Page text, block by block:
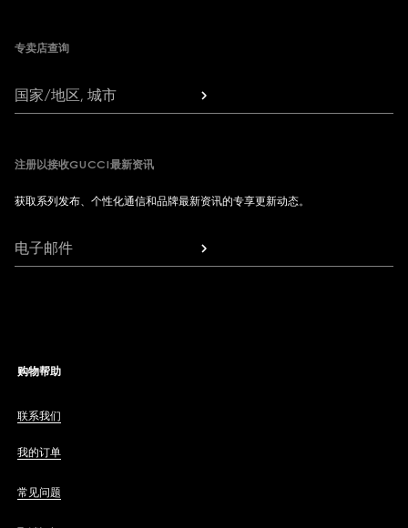
专卖店查询
国家/地区, 城市
注册以接收GUCCI最新资讯
获取系列发布、个性化通信和品牌最新资讯的专享更新动态。
电子邮件
购物帮助
联系我们
我的订单
常见问题